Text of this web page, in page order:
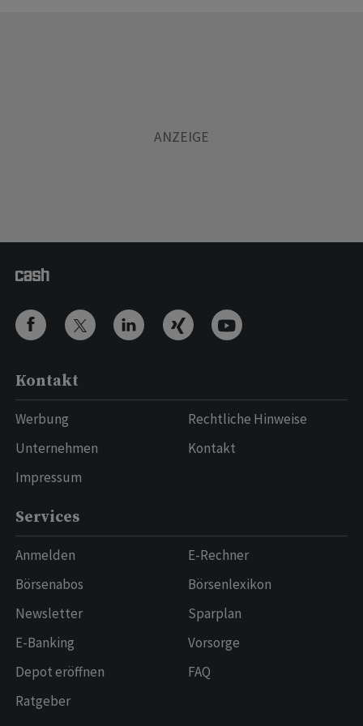
Kontakt
Werbung
Unternehmen
Impressum
Rechtliche Hinweise
Kontakt
Services
Anmelden
Börsenabos
Newsletter
E-Banking
Depot eröffnen
Ratgeber
E-Rechner
Börsenlexikon
Sparplan
Vorsorge
FAQ